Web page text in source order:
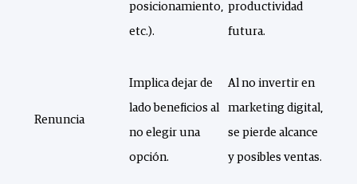
posicionamiento,
etc.).
productividad
futura.
Renuncia
Implica dejar de
lado beneficios al
no elegir una
opción.
Al no invertir en
marketing digital,
se pierde alcance
y posibles ventas.